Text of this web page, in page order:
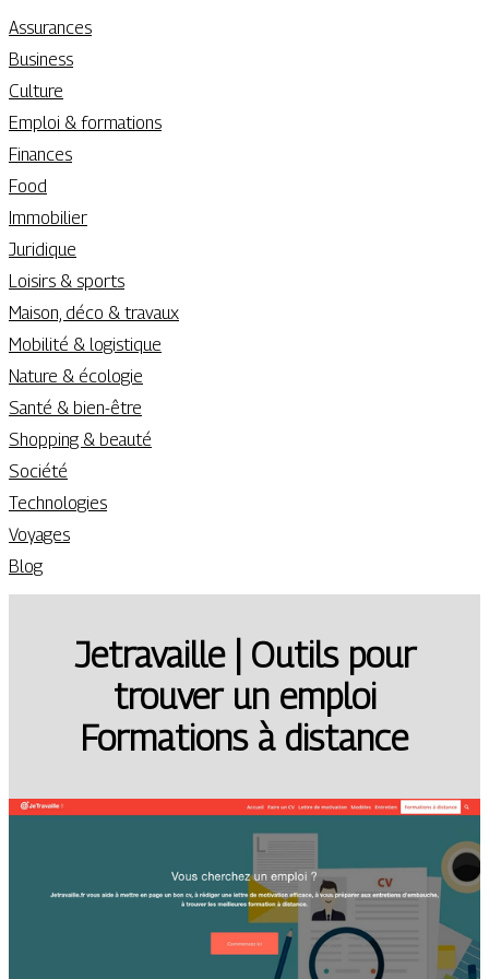
Assurances
Business
Culture
Emploi & formations
Finances
Food
Immobilier
Juridique
Loisirs & sports
Maison, déco & travaux
Mobilité & logistique
Nature & écologie
Santé & bien-être
Shopping & beauté
Société
Technologies
Voyages
Blog
Jetravaille | Outils pour
trouver un emploi
Formations à distance